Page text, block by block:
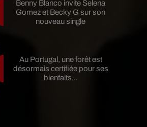
Benny Blanco invite Selena
Gomez et Becky G sur son
nouveau single
Au Portugal, une forêt est
désormais certifiée pour ses
bienfaits...